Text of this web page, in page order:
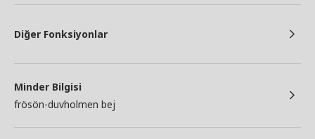
Diğer Fonksiyonlar
Minder Bilgisi
frösön-duvholmen bej